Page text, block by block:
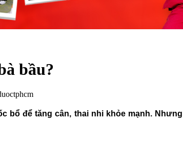
bầu?
bổ để tăng cân, thai nhi khỏe mạnh.